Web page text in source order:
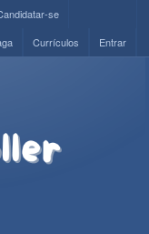
se
Entrar
Currículos